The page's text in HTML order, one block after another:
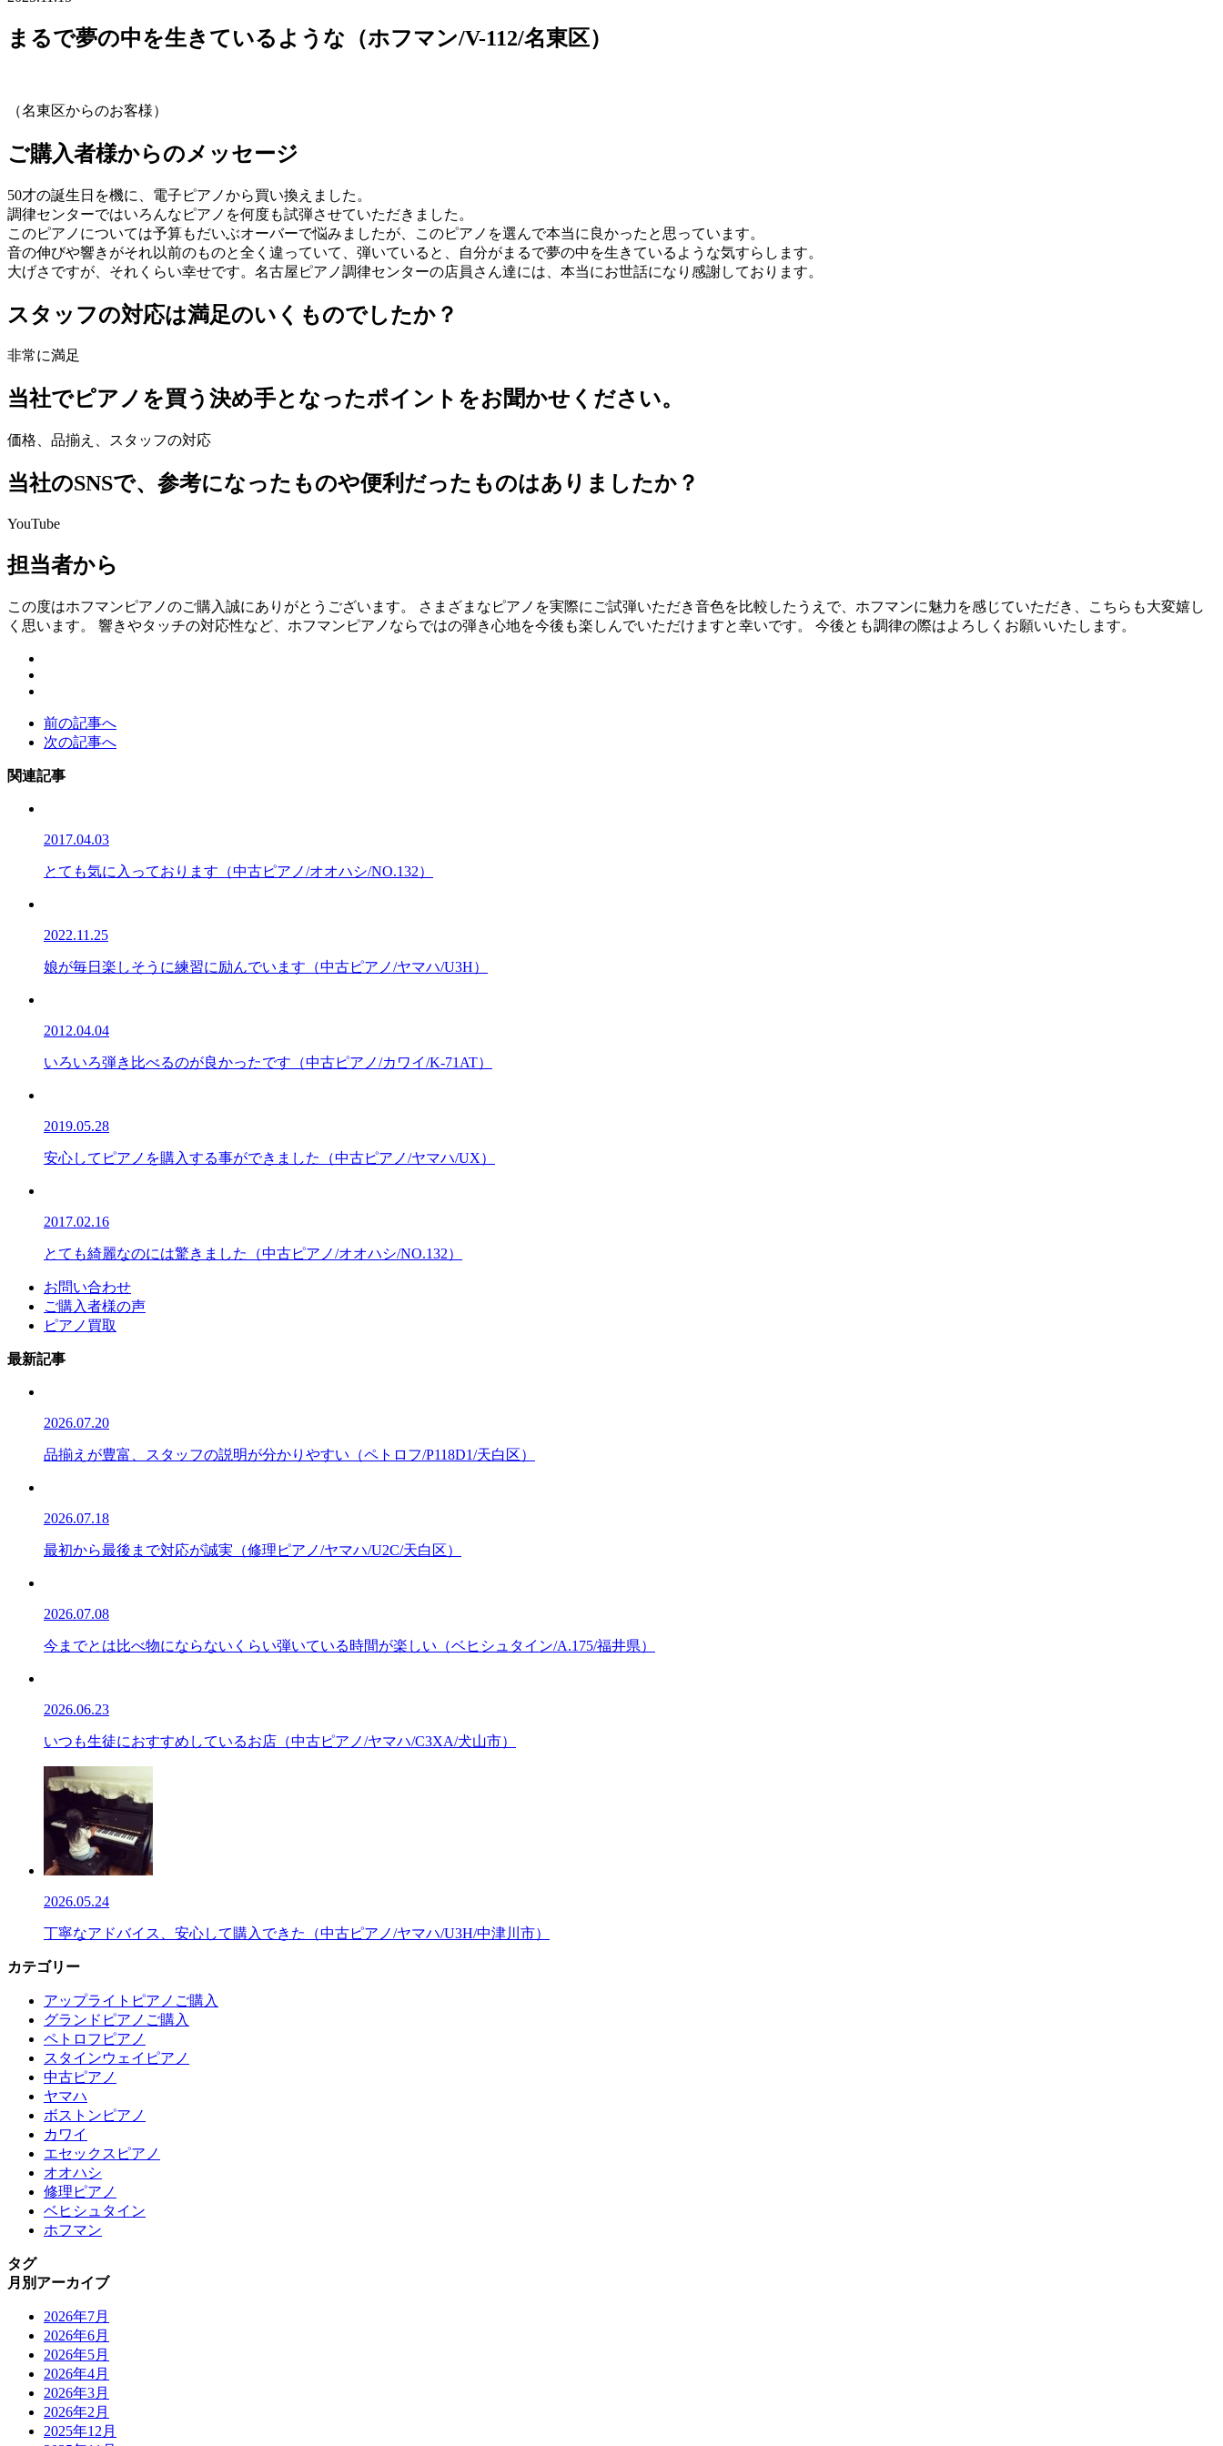
まるで夢の中を生きているような（ホフマン/V-112/名東区）
（名東区からのお客様）
ご購入者様からのメッセージ
50才の誕生日を機に、電子ピアノから買い換えました。
調律センターではいろんなピアノを何度も試弾させていただきました。
このピアノについては予算もだいぶオーバーで悩みましたが、このピアノを選んで本当に良かったと思っています。
音の伸びや響きがそれ以前のものと全く違っていて、弾いていると、自分がまるで夢の中を生きているような気すらします。
大げさですが、それくらい幸せです。名古屋ピアノ調律センターの店員さん達には、本当にお世話になり感謝しております。
スタッフの対応は満足のいくものでしたか？
非常に満足
当社でピアノを買う決め手となったポイントをお聞かせください。
価格、品揃え、スタッフの対応
当社のSNSで、参考になったものや便利だったものはありましたか？
YouTube
担当者から
この度はホフマンピアノのご購入誠にありがとうございます。 さまざまなピアノを実際にご試弾いただき音色を比較したうえで、ホフマンに魅力を感じていただき、こちらも大変嬉し
く思います。 響きやタッチの対応性など、ホフマンピアノならではの弾き心地を今後も楽しんでいただけますと幸いです。 今後とも調律の際はよろしくお願いいたします。
前の記事へ
次の記事へ
関連記事
2017.04.03
とても気に入っております（中古ピアノ/オオハシ/NO.132）
2022.11.25
娘が毎日楽しそうに練習に励んでいます（中古ピアノ/ヤマハ/U3H）
2012.04.04
いろいろ弾き比べるのが良かったです（中古ピアノ/カワイ/K-71AT）
2019.05.28
安心してピアノを購入する事ができました（中古ピアノ/ヤマハ/UX）
2017.02.16
とても綺麗なのには驚きました（中古ピアノ/オオハシ/NO.132）
お問い合わせ
ご購入者様の声
ピアノ買取
最新記事
2026.07.20
品揃えが豊富、スタッフの説明が分かりやすい（ペトロフ/P118D1/天白区）
2026.07.18
最初から最後まで対応が誠実（修理ピアノ/ヤマハ/U2C/天白区）
2026.07.08
今までとは比べ物にならないくらい弾いている時間が楽しい（ベヒシュタイン/A.175/福井県）
2026.06.23
いつも生徒におすすめしているお店（中古ピアノ/ヤマハ/C3XA/犬山市）
2026.05.24
丁寧なアドバイス、安心して購入できた（中古ピアノ/ヤマハ/U3H/中津川市）
カテゴリー
アップライトピアノご購入
グランドピアノご購入
ペトロフピアノ
スタインウェイピアノ
中古ピアノ
ヤマハ
ボストンピアノ
カワイ
エセックスピアノ
オオハシ
修理ピアノ
ベヒシュタイン
ホフマン
タグ
月別アーカイブ
2026年7月
2026年6月
2026年5月
2026年4月
2026年3月
2026年2月
2025年12月